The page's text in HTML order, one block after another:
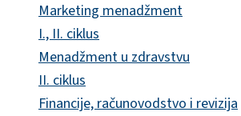
Marketing menadžment
I., II. ciklus
Menadžment u zdravstvu
II. ciklus
Financije, računovodstvo i revizija